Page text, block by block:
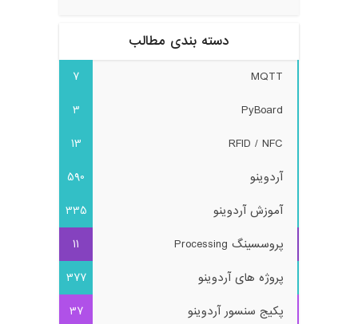
دسته بندی مطالب
MQTT
7
PyBoard
3
RFID / NFC
13
آردوینو
590
آموزش آردوینو
335
پروسسینگ Processing
11
پروژه های آردوینو
377
پکیج سنسور آردوینو
37